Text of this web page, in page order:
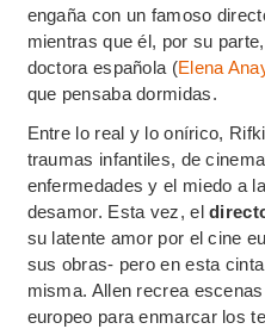
engaña con un famoso
mientras que él, por su
doctora española (Elena
que pensaba dormidas.
Entre lo real y lo onírico,
traumas infantiles, de
enfermedades y el miedo a
desamor. Esta vez, el
su latente amor por el cine
sus obras- pero en esta
misma. Allen recrea
europeo para enmarcar los